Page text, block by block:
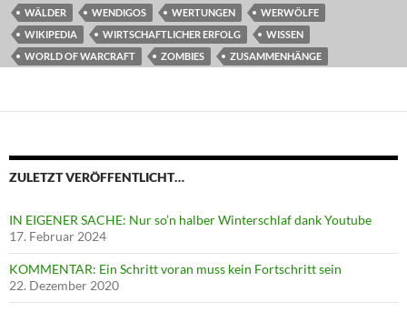
WÄLDER WENDIGOS WERTUNGEN
WERWÖLFE
WIKIPEDIA
WIRTSCHAFTLICHER ERFOLG
WISSEN
WORLD OF WARCRAFT
ZOMBIES ZUSAMMENHÄNGE
ZULETZT VERÖFFENTLICHT…
IN EIGENER SACHE: Nur so’n halber Winterschlaf dank Youtube
17. Februar 2024
KOMMENTAR: Ein Schritt voran muss kein Fortschritt sein
22. Dezember 2020